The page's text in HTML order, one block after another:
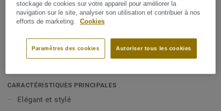
Avec ses fils tricolores en Polyamide® de haute qualité
aux couleurs raffinées et modernes, DESSO Palazzo est
une collection de moquettes élégante et stylée pour votre
intérieur. Les couleurs présentent un contraste subtil, de
sorte que la DESSO Palazzo s'intègre facilement dans
différents styles d'intérieur, du moderne au classique.
Voir plus
CARACTÉRISTIQUES PRINCIPALES
Elégant et stylé
stockage de cookies sur votre appareil pour améliorer la
navigation sur le site, analyser son utilisation et contribuer à nos
efforts de marketing.
Cookies
Autoriser tous les cookies
Paramètres des cookies